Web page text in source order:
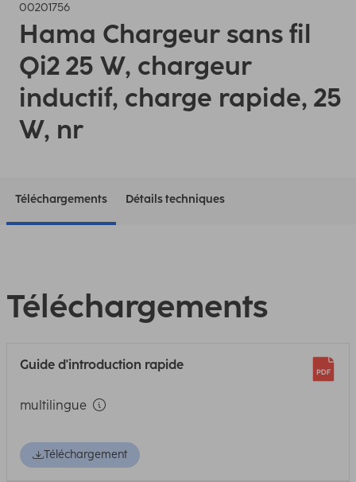
00201756
Hama Chargeur sans fil
Qi2 25 W, chargeur
inductif, charge rapide, 25
W, nr
Téléchargements Détails techniques
Téléchargements
Guide d'introduction rapide
multilingue
Téléchargement